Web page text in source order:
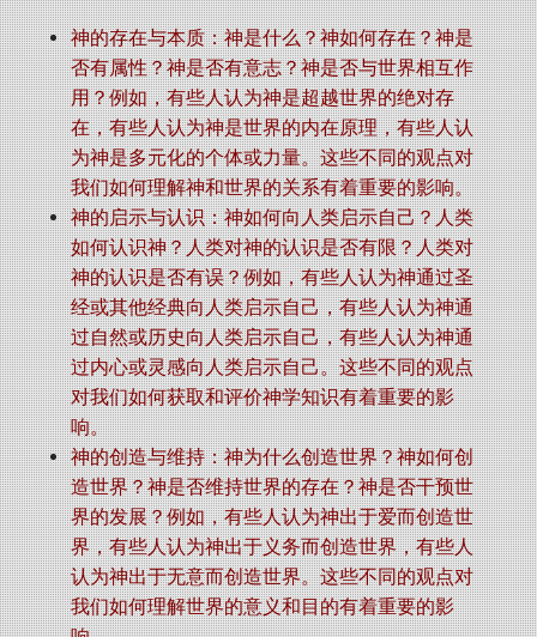
神的存在与本质：神是什么？神如何存在？神是
否有属性？神是否有意志？神是否与世界相互作
用？例如，有些人认为神是超越世界的绝对存
在，有些人认为神是世界的内在原理，有些人认
为神是多元化的个体或力量。这些不同的观点对
我们如何理解神和世界的关系有着重要的影响。
神的启示与认识：神如何向人类启示自己？人类
如何认识神？人类对神的认识是否有限？人类对
神的认识是否有误？例如，有些人认为神通过圣
经或其他经典向人类启示自己，有些人认为神通
过自然或历史向人类启示自己，有些人认为神通
过内心或灵感向人类启示自己。这些不同的观点
对我们如何获取和评价神学知识有着重要的影
响。
神的创造与维持：神为什么创造世界？神如何创
造世界？神是否维持世界的存在？神是否干预世
界的发展？例如，有些人认为神出于爱而创造世
界，有些人认为神出于义务而创造世界，有些人
认为神出于无意而创造世界。这些不同的观点对
我们如何理解世界的意义和目的有着重要的影